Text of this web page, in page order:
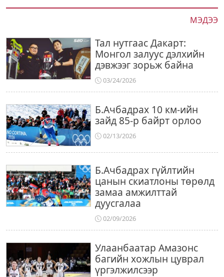
МЭДЭЭ
Тал нутгаас Дакарт:
Монгол залуус дэлхийн
дэвжээг зорьж байна
03/24/2026
Б.Ачбадрах 10 км-ийн
зайд 85-р байрт орлоо
02/13/2026
Б.Ачбадрах гүйлтийн
цанын скиатлоны төрөлд
замаа амжилттай
дуусгалаа
02/09/2026
Улаанбаатар Амазонс
багийн хожлын цуврал
үргэлжилсээр